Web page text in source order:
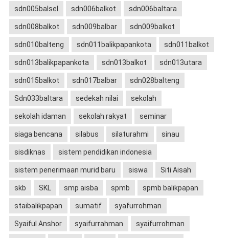
sdn005balsel sdn006balkot sdn006baltara
sdn008balkot sdn009balbar sdn009balkot
sdn010balteng sdn011balikpapankota sdn011balkot
sdn013balikpapankota sdn013balkot sdn013utara
sdn015balkot sdn017balbar sdn028balteng
Sdn033baltara sedekah nilai sekolah
sekolah idaman sekolah rakyat seminar
siaga bencana silabus silaturahmi sinau
sisdiknas sistem pendidikan indonesia
sistem penerimaan murid baru siswa Siti Aisah
skb SKL smp aisba spmb spmb balikpapan
staibalikpapan sumatif syafurrohman
Syaiful Anshor syaifurrahman syaifurrohman